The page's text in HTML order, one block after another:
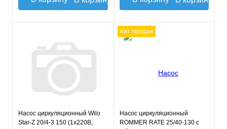
Насос циркуляционный Wilo
Star-Z 20/4-3 150 (1х220В;
Хит продаж
Насос циркуляционный
ROMMER RATE 25/40-130 с